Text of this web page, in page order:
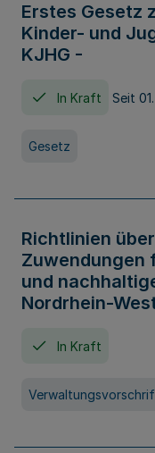
Erstes Gesetz
Kinder- und
KJHG -
In Kraft Seit
Gesetz
Richtlinien
Zuwendungen
und
Nordrhein-
In Kraft